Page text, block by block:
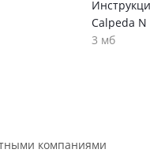
Calpeda N
3 мб
компаниями